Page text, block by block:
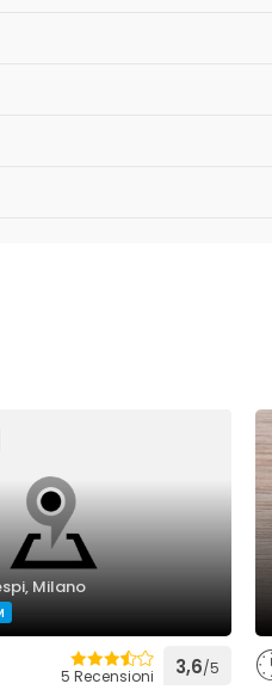
Milano
5 Recensioni 3,6/5